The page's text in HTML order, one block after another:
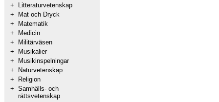
+
Litteraturvetenskap
+
Mat och Dryck
+
Matematik
+
Medicin
+
Militärväsen
+
Musikalier
+
Musikinspelningar
+
Naturvetenskap
+
Religion
+ Samhälls- och
rättsvetenskap